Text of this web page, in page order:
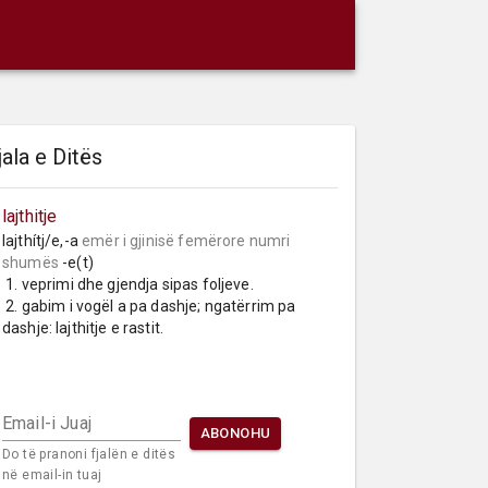
e Ditës
lajthitje
lajthítj/e,-a emër i gjinisë femërore numri
shumës -e(t)
2. gabim i vogël a pa dashje; ngatërrim pa
dashje: lajthitje e rastit.
Email-i Juaj
Do të pranoni fjalën e ditës
në email-in tuaj
ABONOHU